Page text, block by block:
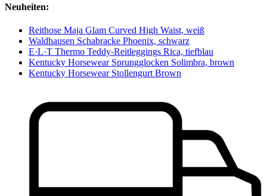
Neuheiten:
Reithose Maja Glam Curved High Waist, weiß
Waldhausen Schabracke Phoenix, schwarz
E·L·T Thermo Teddy-Reitleggings Rica, tiefblau
Kentucky Horsewear Sprungglocken Solimbra, brown
Kentucky Horsewear Stollengurt Brown